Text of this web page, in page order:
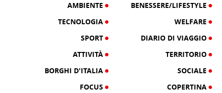
AMBIENTE
BENESSERE/LIFESTYLE
TECNOLOGIA
WELFARE
SPORT
DIARIO DI VIAGGIO
ATTIVITÀ
TERRITORIO
BORGHI D'ITALIA
SOCIALE
FOCUS
COPERTINA